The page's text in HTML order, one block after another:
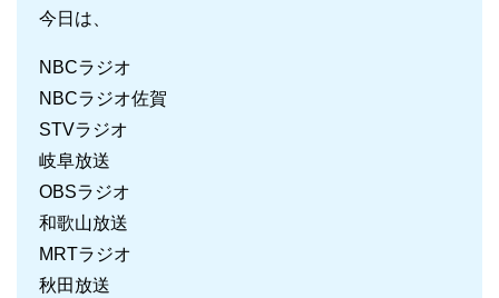
今日は、
NBCラジオ
NBCラジオ佐賀
STVラジオ
岐阜放送
OBSラジオ
和歌山放送
MRTラジオ
秋田放送